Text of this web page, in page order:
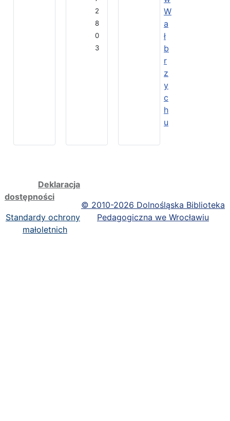
2
8
0
3
W
a
ł
b
r
z
y
c
h
u
Deklaracja
dostępności
Standardy ochrony
małoletnich
© 2010-2026 Dolnośląska Biblioteka
Pedagogiczna we Wrocławiu